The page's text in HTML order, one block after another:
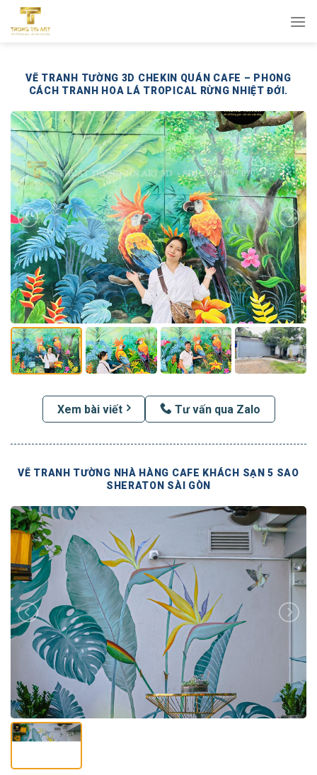
qua
VẼ TRANH TƯỜNG 3D CHEKIN QUÁN CAFE – PHONG
CÁCH TRANH HOA LÁ TROPICAL RỪNG NHIỆT ĐỚI.
Xem bài viết Tư vấn qua Zalo
VẼ TRANH TƯỜNG NHÀ HÀNG CAFE KHÁCH SẠN 5 SAO
SHERATON SÀI GÒN